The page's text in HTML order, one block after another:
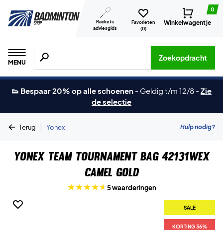
Rackets
adviesgids
Favorieten
(0)
0
Winkelwagentje
MENU
Zoeken naar producten, merken etc.
Zoekopdracht
👟 Bespaar 20% op alle schoenen - Geldig t/m 12/8 -Zie
de selectie
Terug | Yonex Hulp nodig?
Yonex Team Tournament Bag 42131WEX
Camel Gold
5 waarderingen
SALE
KORTING 36%